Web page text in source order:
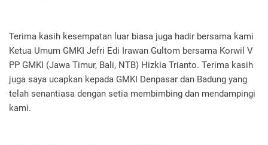
Terima kasih kesempatan luar biasa juga hadir bersama kami
Ketua Umum GMKI Jefri Edi Irawan Gultom bersama Korwil V
PP GMKI (Jawa Timur, Bali, NTB) Hizkia Trianto. Terima kasih
juga saya ucapkan kepada GMKI Denpasar dan Badung yang
telah senantiasa dengan setia membimbing dan mendampingi
kami.